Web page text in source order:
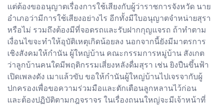
แต่ต้องขออนุญาตเรื่องการใช้เสียงกับผู้ว่าราชการจังหวัด นาย
อำเภอว่ามีการใช้เสียงอย่างไร อีกทั้งมีใบอนุญาตจำหน่ายสุรา
หรือไม่ รวมถึงต้องมีที่จอดรถและรับฝากกุญแจรถ ถ้าทำตาม
เงื่อนไขจะทำให้อุบัติเหตุเกิดน้อยลง นอกจากนี้ยังมีมาตรการ
เชิงสังคมให้กำนัน ผู้ใหญ่บ้าน คณะกรรมการหมู่บ้าน สังเกต
ว่าลูกบ้านคนใดมีพฤติกรรมเสี่ยงหลังดื่มสุรา เช่น ยิงปืนขึ้นฟ้า
เปิดเพลงดัง เมาแล้วขับ ขอให้กำนันผู้ใหญ่บ้านไปเจรจากับผู้
ปกครองเพื่อขอความร่วมมือและตักเตือนลูกหลานไว้ก่อน
และต้องปฏิบัติตามกฎจราจร ในเรื่องถนนใหญ่จะมีเจ้าหน้าที่